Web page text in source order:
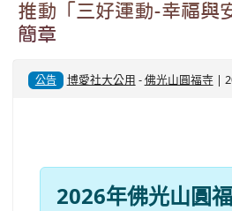
推動「三好運動-幸福與
簡章
公告 博愛社大公用 -佛光山圓福寺|
2026年佛光山圓